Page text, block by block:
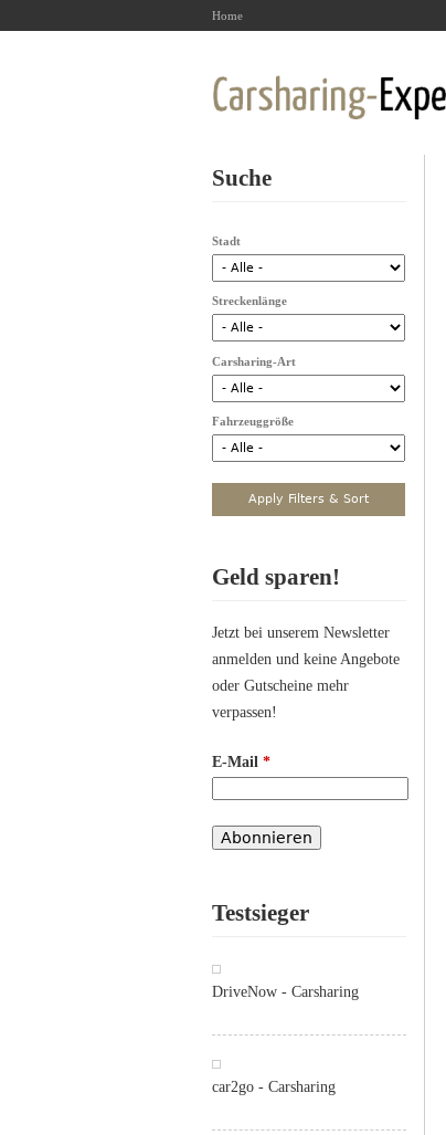
Home
Suche
Stadt
Streckenlänge
Carsharing-Art
Fahrzeuggröße
Geld sparen!
Jetzt bei unserem Newsletter
anmelden und keine Angebote
oder Gutscheine mehr
verpassen!
E-Mail *
Testsieger
DriveNow - Carsharing
car2go - Carsharing